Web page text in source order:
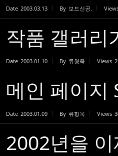
Date 2003.03.13 By 보드신공.
작품 갤러리
Date 2003.01.10 By 류형욱 Views
메인 페이
Date 2003.01.09 By 류형욱 Views
2002년을